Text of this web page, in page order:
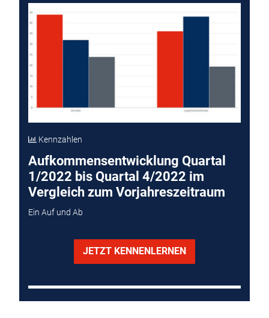
Kennzahlen
Aufkommensentwicklung Quartal
1/2022 bis Quartal 4/2022 im
Vergleich zum Vorjahreszeitraum
Ein Auf und Ab
JETZT KENNENLERNEN